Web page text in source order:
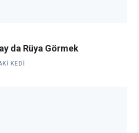
da Rüya Görmek
KEDI